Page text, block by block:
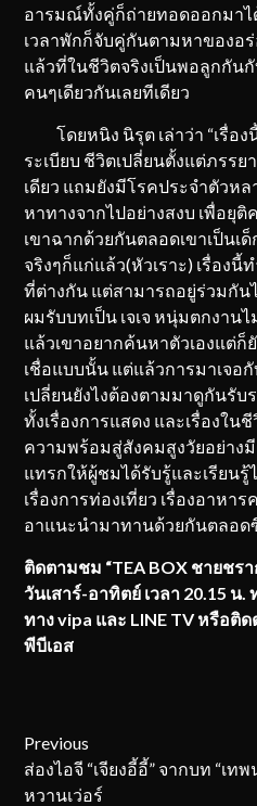
อารมณ์ทั้งคู่ก็ถ่ายทอดออกมาไ
เวลาพักก็จับคู่กันตามหาของอ
แล้วที่ในชีวิตจริงเป็นพอลูกกัน
คนๆเดียวกันเลยทีเดียว
โดยหนิง นิรุต เล่าว่า “เรื่อง
ระเบียบ ชีวิตเปลี่ยนตั้งแต่ภรร
เดียว แถมยังมีโรคประจำตัวห
หาทางจากไปอย่างสงบ เพื่อยุ
เขาฉากด้วยกันตลอดเขาเป็นเ
จริงๆก็แก่แล้ว(หัวเราะ) เรื่อง
ที่ต่างกัน แต่สามารถอยู่ร่วมกัน
ผมรับบทเป็น เจเจ หนุ่มตกงาน
แล้วเขาอยากค้นหาตัวเองแต่ก็
เชื่อแบบนั้น แต่แล้วการมาเจอ
เปลี่ยนยังไงต้องตามมาดูกันรั
ทั้งเรื่องการแสดง และเรื่องใ
ความพร้อมสู่สังคมสูงวัยอย่าง
แทรกให้ผู้ชมได้รับรู้และเรียน
เรื่องการท่องเที่ยว เรื่องอาห
อาแนะนำมาทานด้วยกันตลอด
ติดตามชม “TEA BOX ชายชร
วันเสาร์-อาทิตย์ เวลา 20.15
ทาง vipa และ LINE TV หรือติ
พีบีเอส
Continue
Reading
Previous
ส่องไอจี “เจียงอี้อี้” จากบท “เท
หวานเว่อร์